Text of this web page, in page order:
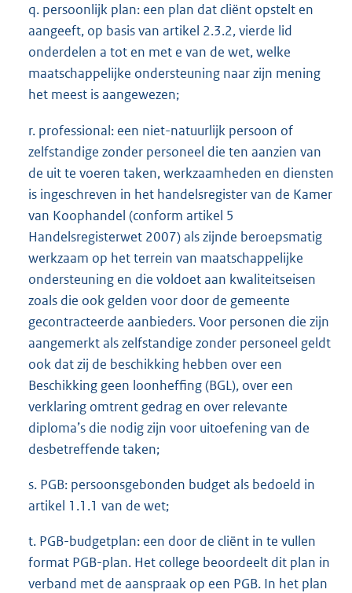
q. persoonlijk plan: een plan dat cliënt opstelt en
aangeeft, op basis van artikel 2.3.2, vierde lid
onderdelen a tot en met e van de wet, welke
maatschappelijke ondersteuning naar zijn mening
het meest is aangewezen;
r. professional: een niet-natuurlijk persoon of
zelfstandige zonder personeel die ten aanzien van
de uit te voeren taken, werkzaamheden en diensten
is ingeschreven in het handelsregister van de Kamer
van Koophandel (conform artikel 5
Handelsregisterwet 2007) als zijnde beroepsmatig
werkzaam op het terrein van maatschappelijke
ondersteuning en die voldoet aan kwaliteitseisen
zoals die ook gelden voor door de gemeente
gecontracteerde aanbieders. Voor personen die zijn
aangemerkt als zelfstandige zonder personeel geldt
ook dat zij de beschikking hebben over een
Beschikking geen loonheffing (BGL), over een
verklaring omtrent gedrag en over relevante
diploma’s die nodig zijn voor uitoefening van de
desbetreffende taken;
s. PGB: persoonsgebonden budget als bedoeld in
artikel 1.1.1 van de wet;
t. PGB-budgetplan: een door de cliënt in te vullen
format PGB-plan. Het college beoordeelt dit plan in
verband met de aanspraak op een PGB. In het plan